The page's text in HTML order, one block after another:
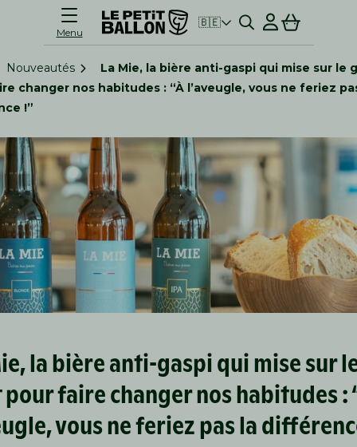
Menu
🇧🇪 Connexion
Panier
Nouveautés
La Mie, la bière anti-gaspi qui mise sur le
changer nos habitudes : “À l’aveugle, vous ne feriez
!”
la bière anti-gaspi qui mise sur
faire changer nos habitudes :
vous ne feriez pas la